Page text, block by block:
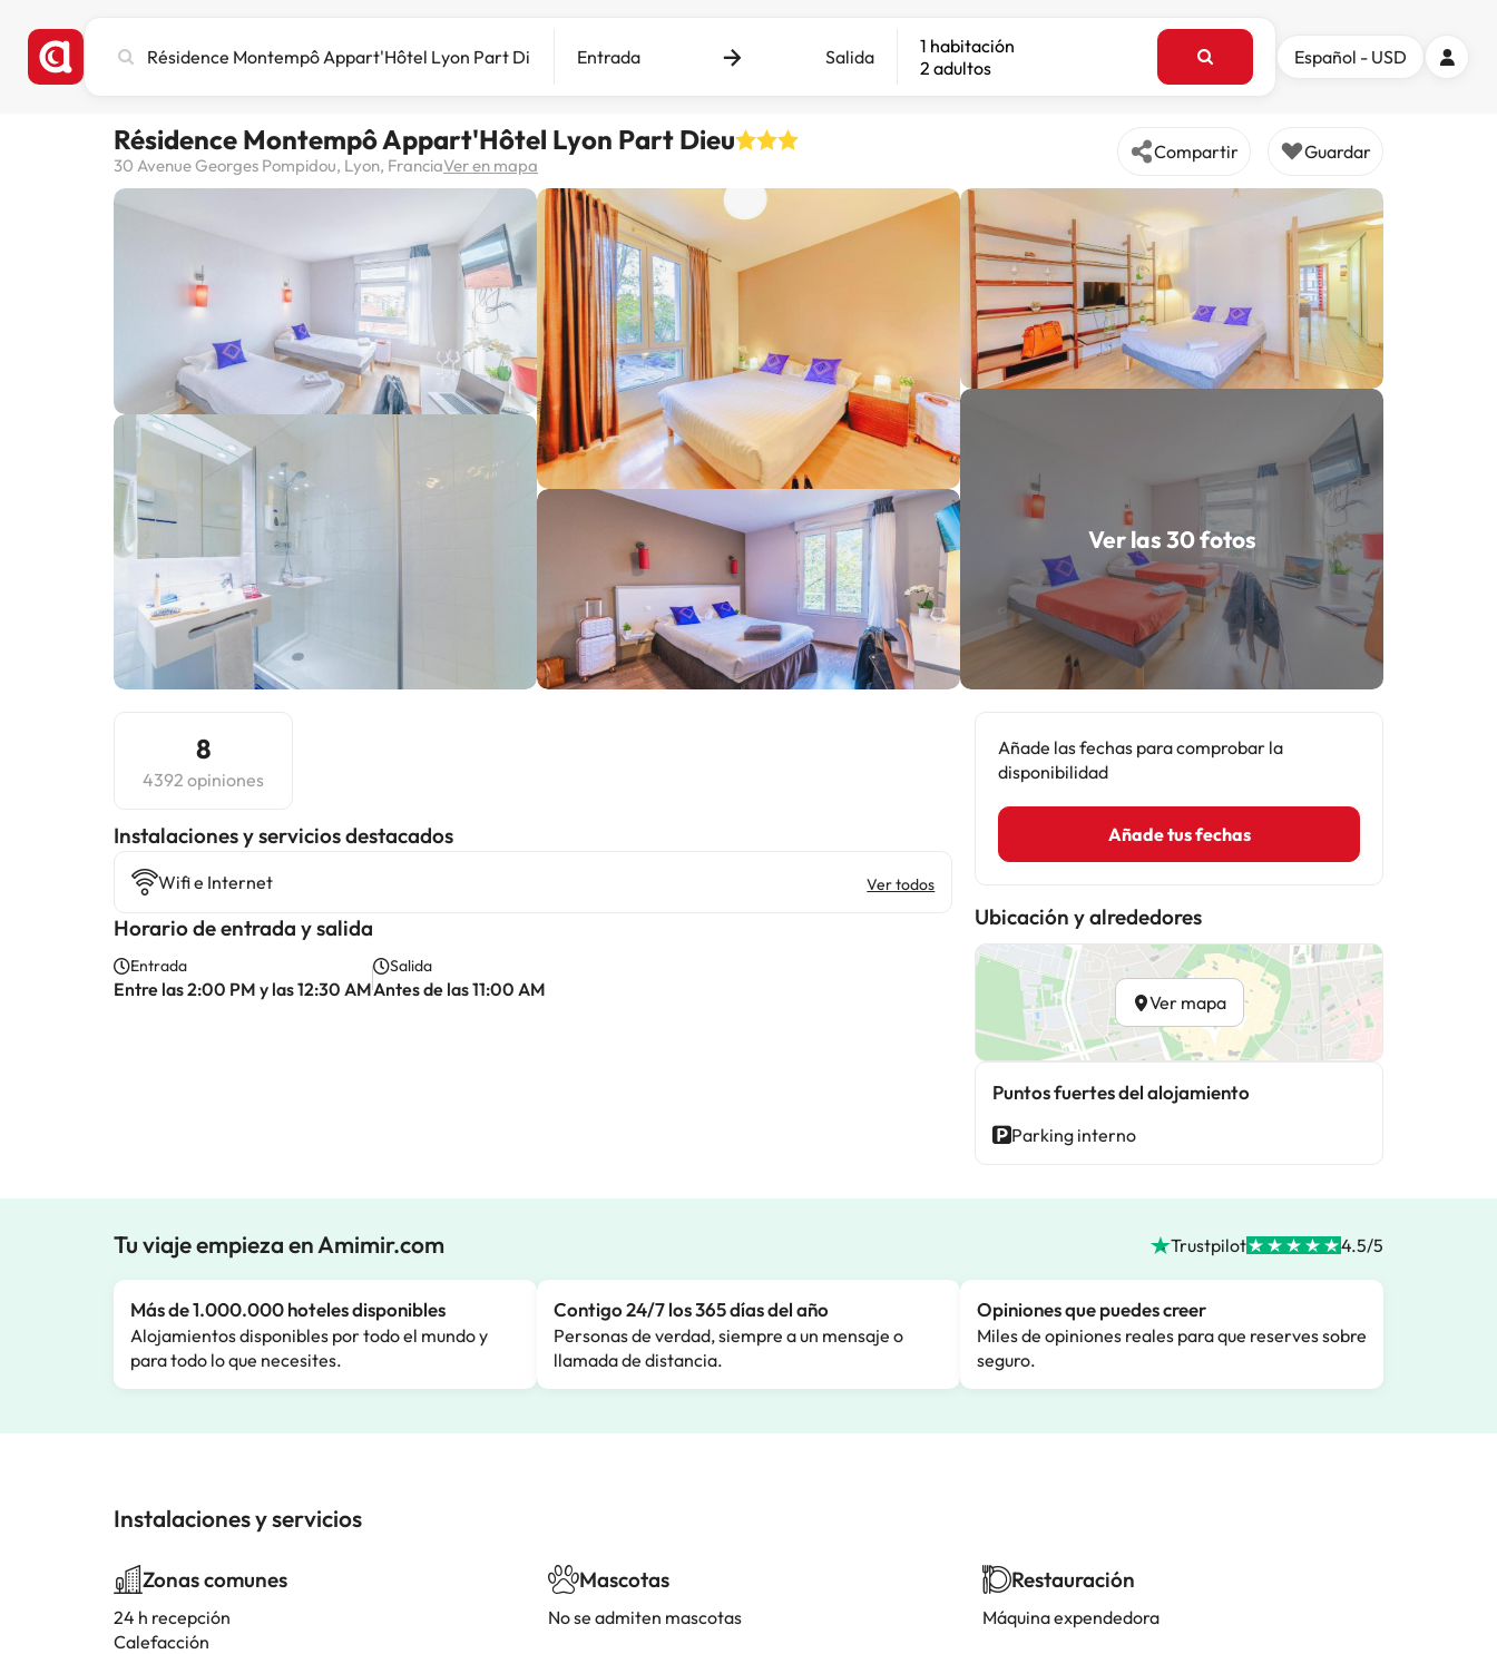
ciudad,
destino
Entrada Salida
1 habitación
2 adultos
Español - USD
Résidence Montempô Appart'Hôtel Lyon Part Dieu
30 Avenue Georges Pompidou, Lyon, FranciaVer en mapa
Compartir Guardar
Ver las 30 fotos
8
4392 opiniones
Instalaciones y servicios destacados
Wifi e Internet Ver todos
Horario de entrada y salida
Entrada
Entre las 2:00 PM y las 12:30 AM
Salida
Antes de las 11:00 AM
Añade las fechas para comprobar la
disponibilidad
Añade tus fechas
Ubicación y alrededores
Ver mapa
Puntos fuertes del alojamiento
Parking interno
Tu viaje empieza en Amimir.com Trustpilot 4.5/5
Más de 1.000.000 hoteles disponibles
Alojamientos disponibles por todo el mundo y
para todo lo que necesites.
Contigo 24/7 los 365 días del año
Personas de verdad, siempre a un mensaje o
llamada de distancia.
Opiniones que puedes creer
Miles de opiniones reales para que reserves sobre
seguro.
Instalaciones y servicios
Zonas comunes
24 h recepción
Calefacción
Mascotas
No se admiten mascotas
Restauración
Máquina expendedora